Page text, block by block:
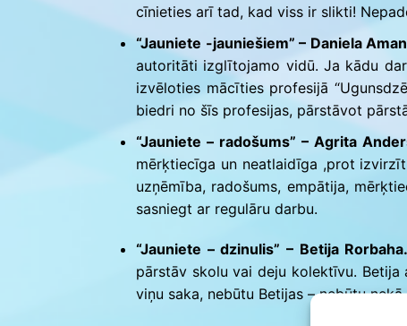
cīnieties arī tad, kad viss ir slikti!
“Jauniete -jauniešiem” – Daniela
autoritāti izglītojamo vidū. Ja kādu
izvēloties mācīties profesijā
biedri no šīs profesijas, pārstāvot
“Jauniete – radošums” – Agrita
mērķtiecīga un neatlaidīga ,prot
uzņēmība, radošums, empātija,
sasniegt ar regulāru darbu.
“Jauniete – dzinulis” – Betija Rorbaha.
pārstāv skolu vai deju kolektīvu.
viņu saka, nebūtu Betijas – nebūtu nekā.